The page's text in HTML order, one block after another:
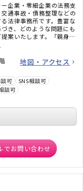
企業・零細企業の法務支
通事故・債務整理などの
法律事務所です。豊富な
き、どのような問題にも
案いたします。「親身に
「安心して任せられた」
も多い事務所ですので、
い。地図・アクセス
可
SNS相談可
談可
でお問い合わせ